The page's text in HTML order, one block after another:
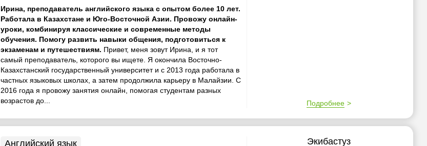
Ирина, преподаватель английского языка с опытом более 10 лет.
Работала в Казахстане и Юго-Восточной Азии. Провожу онлайн-
уроки, комбинируя классические и современные методы
обучения. Помогу развить навыки общения, подготовиться к
экзаменам и путешествиям. Привет, меня зовут Ирина, и я тот
самый преподаватель, которого вы ищете. Я окончила Восточно-
Казахстанский государственный университет и с 2013 года работала в
частных языковых школах, а затем продолжила карьеру в Малайзии. С
2016 года я провожу занятия онлайн, помогая студентам разных
возрастов до...
Подробнее
Английский язык Экибастуз